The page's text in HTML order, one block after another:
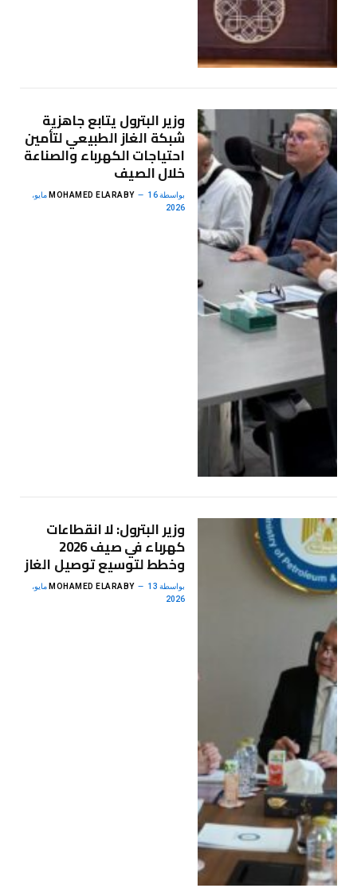
وزير البترول يتابع جاهزية
شبكة الغاز الطبيعي لتأمين
احتياجات الكهرباء والصناعة
خلال الصيف
بواسطة MOHAMED ELARABY 16 مايو،
2026
وزير البترول: لا انقطاعات
كهرباء في صيف 2026
وخطط لتوسيع توصيل الغاز
بواسطة MOHAMED ELARABY 13 مايو،
2026